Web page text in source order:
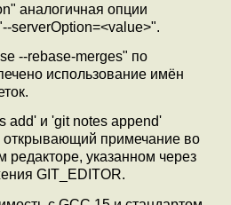
аналогичная опции
serverOption=<value>".
--rebase-merges" по
использование имён
add' и 'git notes append'
открывающий примечание во
редакторе, указанном через
GIT_EDITOR.